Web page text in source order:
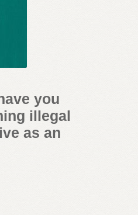
you
illegal
as an